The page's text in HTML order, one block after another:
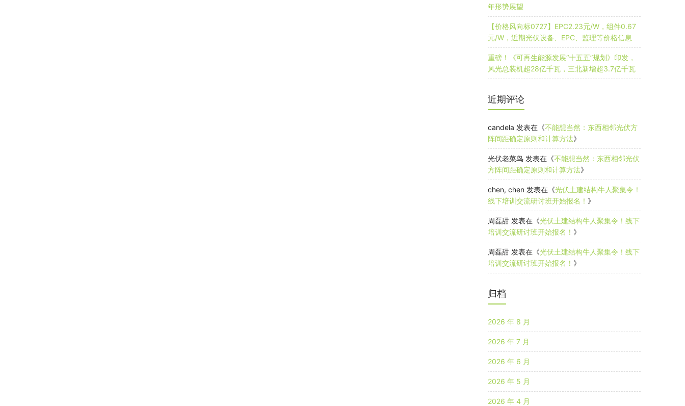
年形势展望
【价格风向标0727】EPC2.23元/W，组件0.67
元/W，近期光伏设备、EPC、监理等价格信息
重磅！《可再生能源发展“十五五”规划》印发，
风光总装机超28亿千瓦，三北新增超3.7亿千瓦
近期评论
candela 发表在《不能想当然：东西相邻光伏方
阵间距确定原则和计算方法》
光伏老菜鸟 发表在《不能想当然：东西相邻光伏
方阵间距确定原则和计算方法》
chen, chen 发表在《光伏土建结构牛人聚集令！
线下培训交流研讨班开始报名！ 》
周磊甜 发表在《光伏土建结构牛人聚集令！线下
培训交流研讨班开始报名！ 》
周磊甜 发表在《光伏土建结构牛人聚集令！线下
培训交流研讨班开始报名！ 》
归档
2026 年 8 月
2026 年 7 月
2026 年 6 月
2026 年 5 月
2026 年 4 月